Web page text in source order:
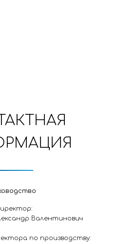
Валентинович
по производству: